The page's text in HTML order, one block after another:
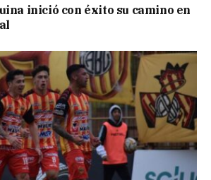
inició con éxito su camino en